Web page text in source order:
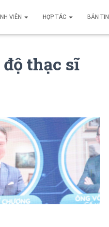
VIÊN HỢP TÁC BẢN TIN
thạc sĩ